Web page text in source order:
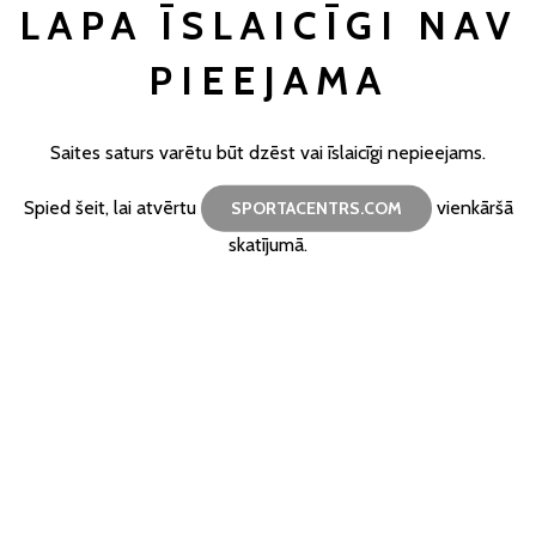
LAPA ĪSLAICĪGI NAV
PIEEJAMA
Saites saturs varētu būt dzēst vai īslaicīgi nepieejams.
Spied šeit, lai atvērtu SPORTACENTRS.COM
vienkāršā
skatījumā.